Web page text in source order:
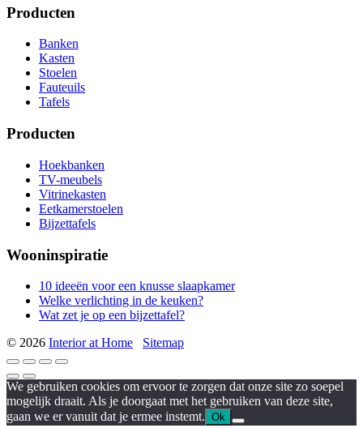
Producten
Banken
Kasten
Stoelen
Fauteuils
Tafels
Producten
Hoekbanken
TV-meubels
Vitrinekasten
Eetkamerstoelen
Bijzettafels
Wooninspiratie
10 ideeën voor een knusse slaapkamer
Welke verlichting in de keuken?
Wat zet je op een bijzettafel?
© 2026 Interior at Home Sitemap
We gebruiken cookies om ervoor te zorgen dat onze site zo soepel
mogelijk draait. Als je doorgaat met het gebruiken van deze site,
gaan we er vanuit dat je ermee instemt. Ok